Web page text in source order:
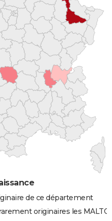
de ce département
originaires les